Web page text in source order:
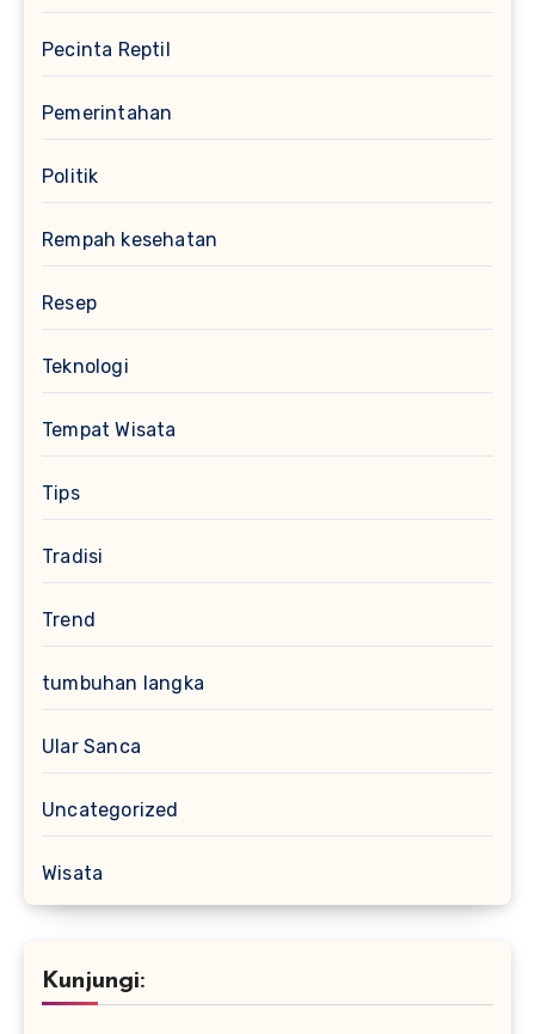
Pecinta Reptil
Pemerintahan
Politik
Rempah kesehatan
Resep
Teknologi
Tempat Wisata
Tips
Tradisi
Trend
tumbuhan langka
Ular Sanca
Uncategorized
Wisata
Kunjungi: